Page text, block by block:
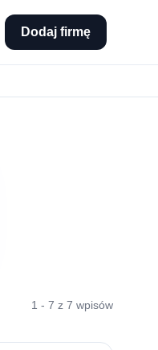
Dodaj firmę
1 - 7 z 7 wpisów